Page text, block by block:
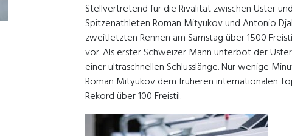
Stellvertretend für die Rivalität zwischen Uster
Spitzenathleten Roman Mityukov und Antonio
zweitletzten Rennen am Samstag über 1500
vor. Als erster Schweizer Mann unterbot der
einer ultraschnellen Schlusslänge. Nur wenige
Roman Mityukov dem früheren internationalen
Rekord über 100 Freistil.